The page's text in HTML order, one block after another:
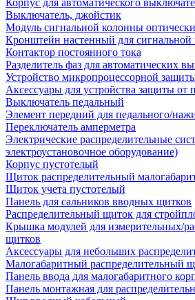
Корпус для автоматического
Выключатель, джойстик
Модуль сигнальной колонны
Кронштейн настенный для
Контактор постоянного тока
Разделитель фаз для автоматических
Устройство микропроцессорной
Аксессуары для устройства защиты от
Выключатель педальный
Элемент передний для педального/
Переключатель амперметра
Электрические распределительные
электроустановочное оборудование)
Корпус пустотелый
Щиток распределительный
Щиток учета пустотелый
Панель для сальников вводных щитков
Распределительный щиток для
Крышка модулей для измерительных/
щитков
Аксессуары для небольших
Малогабаритный распределительный
Панель ввода для малогабаритного
Панель монтажная для